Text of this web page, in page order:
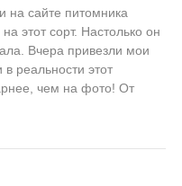
на сайте питомника
этот сорт. Настолько он
Вчера привезли мои
реальности этот
чем на фото! От